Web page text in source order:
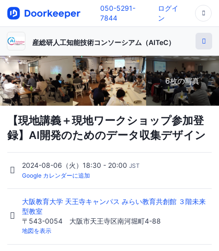
050-5291-
7844
ログイ
ン
産総研人工知能技術コンソーシアム（AITeC）
6枚の写真
【現地講義＋現地ワークショップ参加登
録】AI開発のためのデータ収集デザイン
2024-08-06（火）18:30 - 20:00 JST
Google カレンダーに追加
大阪教育大学 天王寺キャンパス みらい教育共創館 ３階未来
型教室
〒543-0054 大阪市天王寺区南河堀町4-88
地図を表示